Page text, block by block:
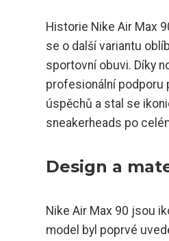
Historie Nike Air Max
se o další variantu
sportovní obuvi. Díky
profesionální podporu
úspěchů a stal se
sneakerheads po
Design a
Nike Air Max 90 jsou
model byl poprvé